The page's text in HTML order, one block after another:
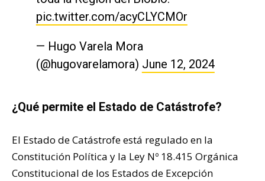
pic.twitter.com/acyCLYCMOr
— Hugo Varela Mora
(@hugovarelamora) June 12, 2024
¿Qué permite el Estado de Catástrofe?
El Estado de Catástrofe está regulado en la
Constitución Política y la Ley Nº 18.415 Orgánica
Constitucional de los Estados de Excepción